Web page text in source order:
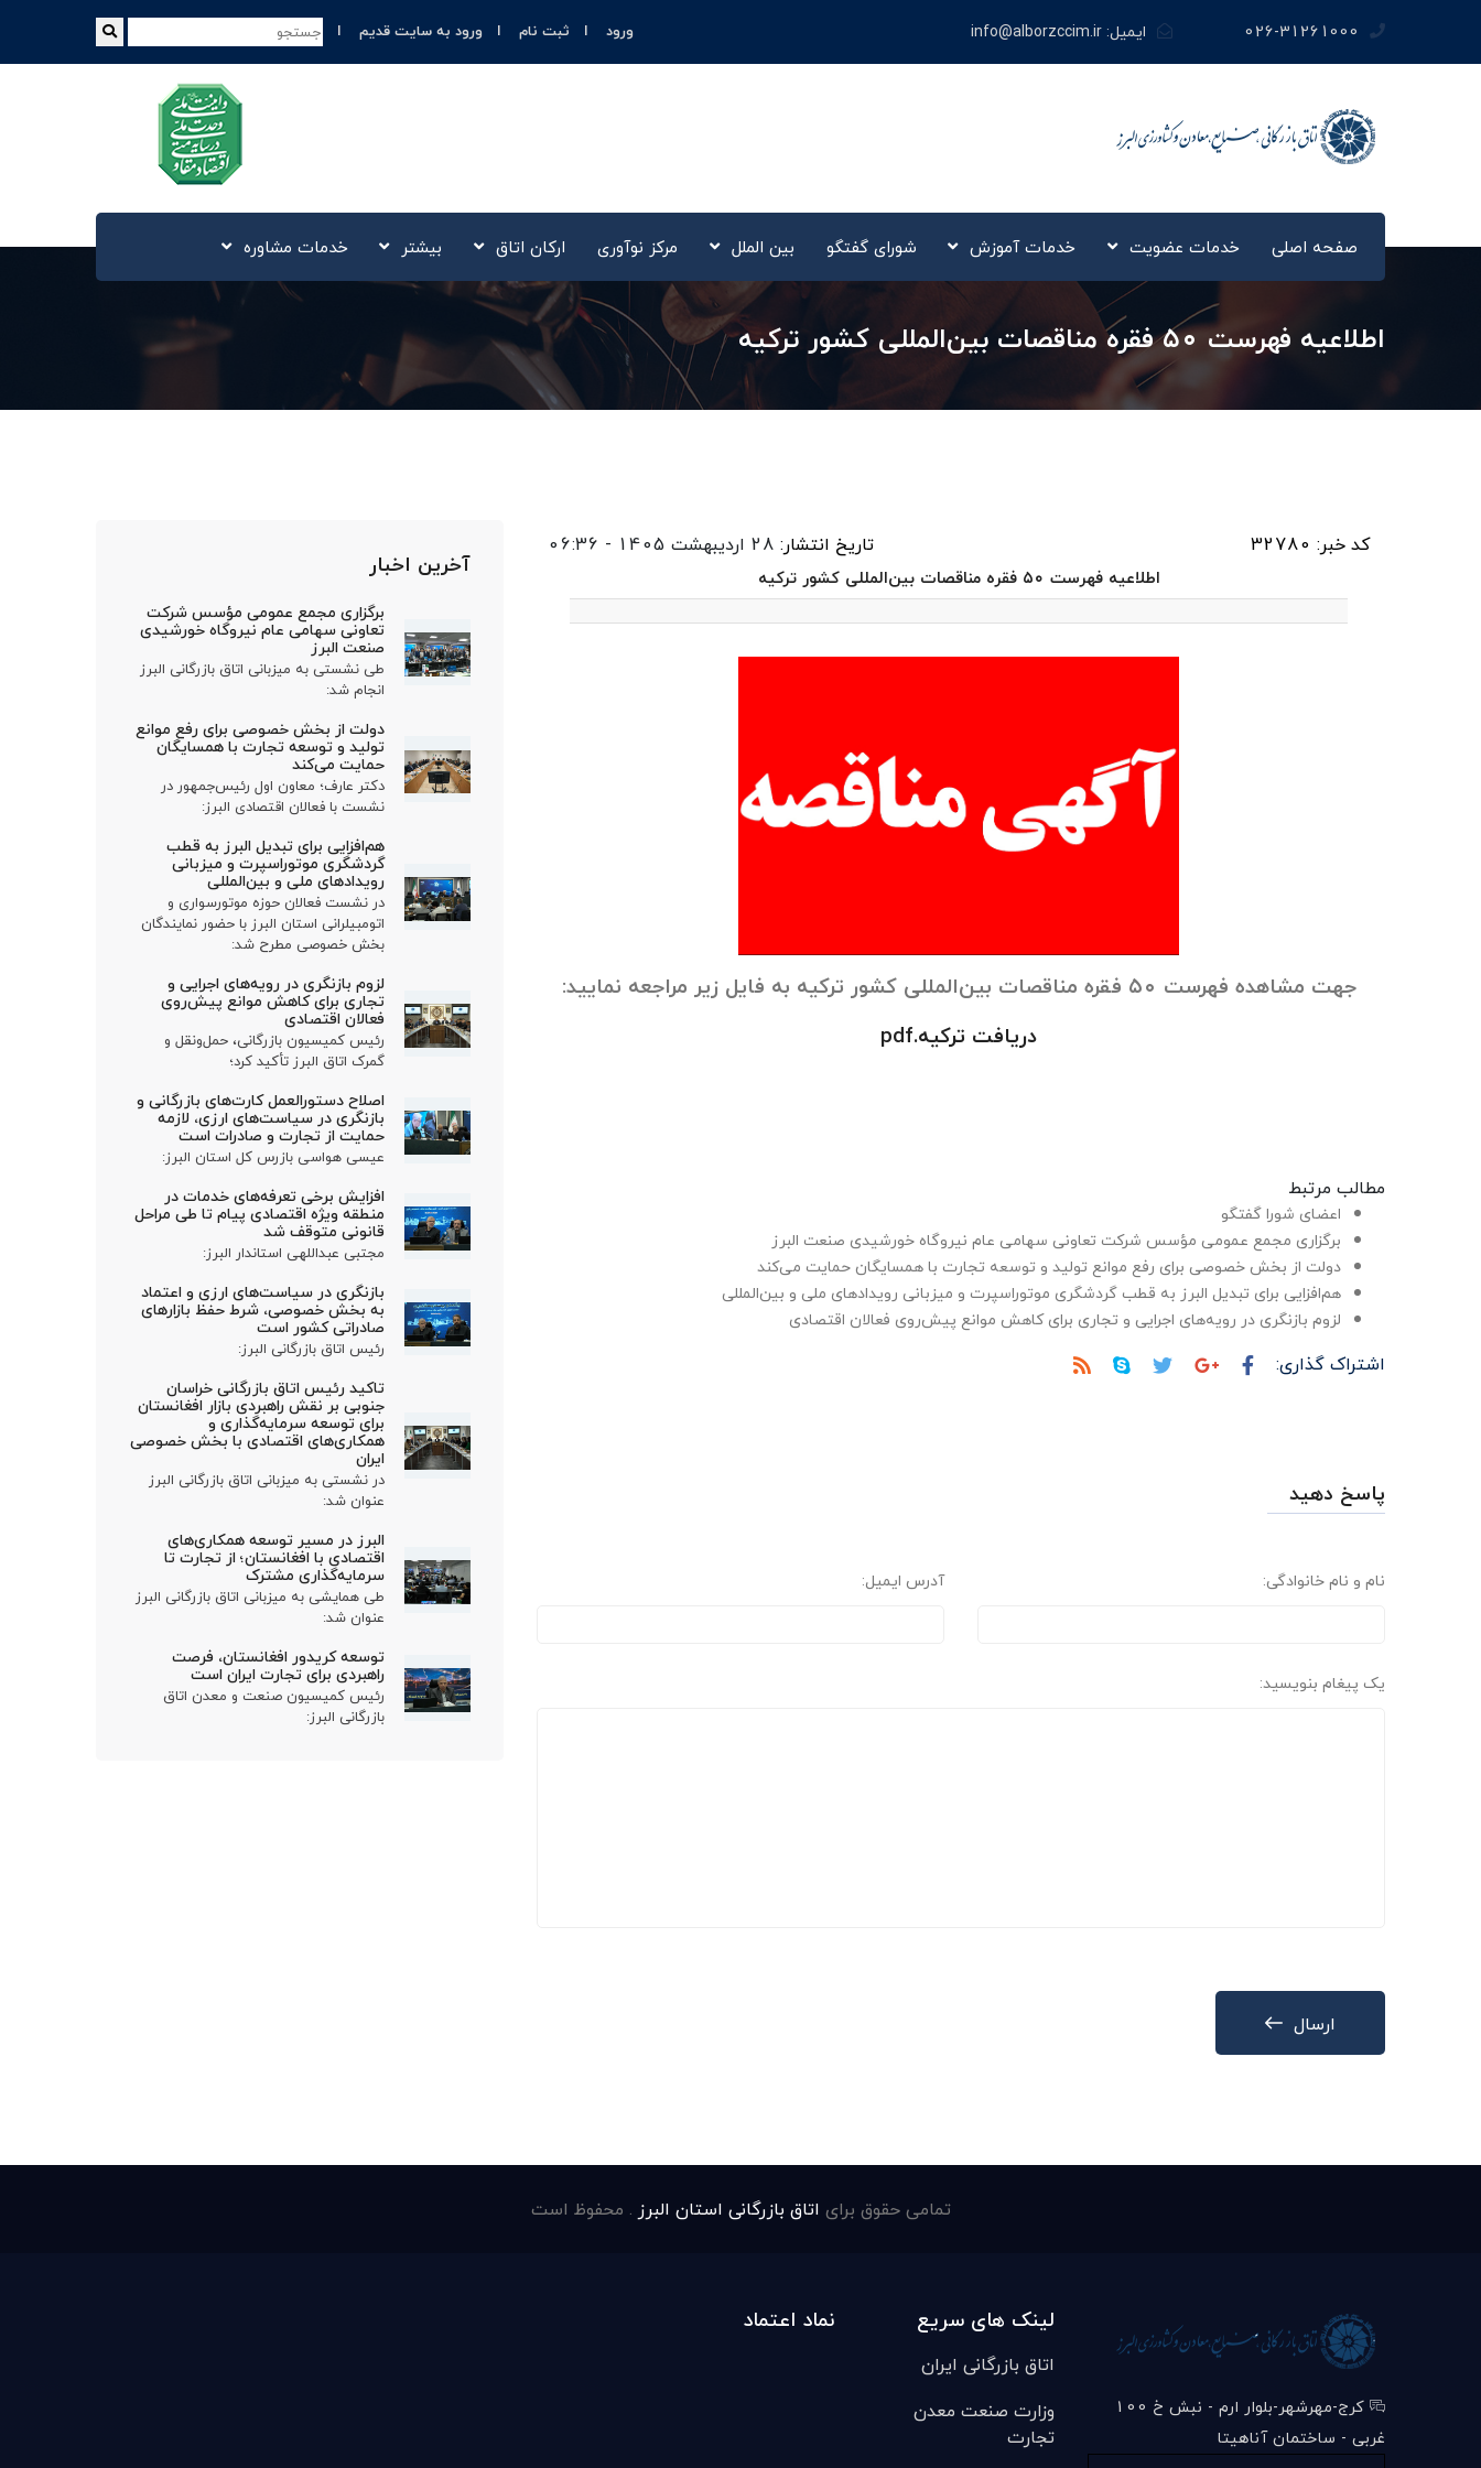
026-31261000 ایمیل:info@alborzccim.ir ورود ثبت نام ورود به سایت قدیم
صفحه اصلی خدمات عضویت خدمات آموزش شورای گفتگو بین الملل مرکز نوآوری‌ ارکان اتاق بیشتر خدمات مشاوره
اطلاعیه فهرست ۵۰ فقره مناقصات بین‌المللی کشور ترکیه
کد خبر: 32780 تاریخ انتشار: 28 اردیبهشت 1405 - 06:36
اطلاعیه فهرست ۵۰ فقره مناقصات بین‌المللی کشور ترکیه
جهت مشاهده فهرست ۵۰ فقره مناقصات بین‌المللی کشور ترکیه به فایل زیر مراجعه نمایید:
دریافت ترکیه.pdf
مطالب مرتبط
اعضای شورا گفتگو
برگزاری مجمع عمومی مؤسس شرکت تعاونی سهامی عام نیروگاه خورشیدی صنعت البرز
دولت از بخش خصوصی برای رفع موانع تولید و توسعه تجارت با همسایگان حمایت می‌کند
هم‌افزایی برای تبدیل البرز به قطب گردشگری موتوراسپرت و میزبانی رویدادهای ملی و بین‌المللی
لزوم بازنگری در رویه‌های اجرایی و تجاری برای کاهش موانع پیش‌روی فعالان اقتصادی
اشتراک گذاری:
پاسخ دهید
نام و نام خانوادگی: آدرس ایمیل:
یک پیغام بنویسید:
ارسال
آخرین اخبار
برگزاری مجمع عمومی مؤسس شرکت
تعاونی سهامی عام نیروگاه خورشیدی
صنعت البرز
طی نشستی به میزبانی اتاق بازرگانی البرز
انجام شد:
دولت از بخش خصوصی برای رفع موانع
تولید و توسعه تجارت با همسایگان
حمایت می‌کند
دکتر عارف؛ معاون اول رئیس‌جمهور در
نشست با فعالان اقتصادی البرز:
هم‌افزایی برای تبدیل البرز به قطب
گردشگری موتوراسپرت و میزبانی
رویدادهای ملی و بین‌المللی
در نشست فعالان حوزه موتورسواری و
اتومبیلرانی استان البرز با حضور نمایندگان
بخش خصوصی مطرح شد:
لزوم بازنگری در رویه‌های اجرایی و
تجاری برای کاهش موانع پیش‌روی
فعالان اقتصادی
رئیس کمیسیون بازرگانی، حمل‌ونقل و
گمرک اتاق البرز تأکید کرد؛
اصلاح دستورالعمل کارت‌های بازرگانی و
بازنگری در سیاست‌های ارزی، لازمه
حمایت از تجارت و صادرات است
عیسی هواسی بازرس کل استان البرز:
افزایش برخی تعرفه‌های خدمات در
منطقه ویژه اقتصادی پیام تا طی مراحل
قانونی متوقف شد
مجتبی عبداللهی استاندار البرز:
بازنگری در سیاست‌های ارزی و اعتماد
به بخش خصوصی، شرط حفظ بازارهای
صادراتی کشور است
رئیس اتاق بازرگانی البرز:
تاکید رئیس اتاق بازرگانی خراسان
جنوبی بر نقش راهبردی بازار افغانستان
برای توسعه سرمایه‌گذاری و
همکاری‌های اقتصادی با بخش خصوصی
ایران
در نشستی به میزبانی اتاق بازرگانی البرز
عنوان شد:
البرز در مسیر توسعه همکاری‌های
اقتصادی با افغانستان؛ از تجارت تا
سرمایه‌گذاری مشترک
طی همایشی به میزبانی اتاق بازرگانی البرز
عنوان شد:
توسعه کریدور افغانستان، فرصت
راهبردی برای تجارت ایران است
رئیس کمیسیون صنعت و معدن اتاق
بازرگانی البرز:
تمامی حقوق برای اتاق بازرگانی استان البرز . محفوظ است
کرج-مهرشهر-بلوار ارم - نبش خ 100
غربی - ساختمان آناهیتا
لینک های سریع
اتاق بازرگانی ایران
وزارت صنعت معدن
تجارت
نماد اعتماد